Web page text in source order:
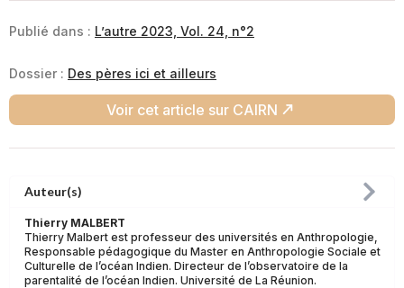
Publié dans : L’autre 2023, Vol. 24, n°2
Dossier : Des pères ici et ailleurs
Voir cet article sur CAIRN
Auteur(s)
Thierry MALBERT
Thierry Malbert est professeur des universités en Anthropologie,
Responsable pédagogique du Master en Anthropologie Sociale et
Culturelle de l’océan Indien. Directeur de l’observatoire de la
parentalité de l’océan Indien. Université de La Réunion.